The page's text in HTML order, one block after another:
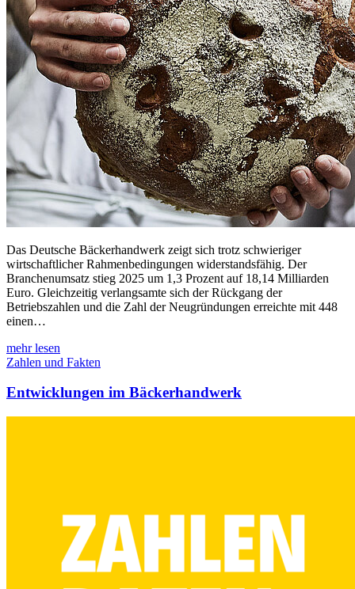
Das Deutsche Bäckerhandwerk zeigt sich trotz schwieriger
wirtschaftlicher Rahmenbedingungen widerstandsfähig. Der
Branchenumsatz stieg 2025 um 1,3 Prozent auf 18,14 Milliarden
Euro. Gleichzeitig verlangsamte sich der Rückgang der
Betriebszahlen und die Zahl der Neugründungen erreichte mit 448
einen…
mehr lesen
Zahlen und Fakten
Entwicklungen im Bäckerhandwerk